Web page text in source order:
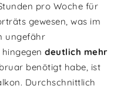
pro Woche für
gewesen, was im
ungefähr
hingegendeutlich mehr
benötigt habe, ist
Durchschnittlich